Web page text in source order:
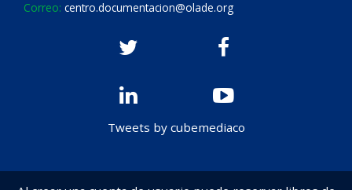
Correo: centro.documentacion@olade.org
Tweets by cubemediaco